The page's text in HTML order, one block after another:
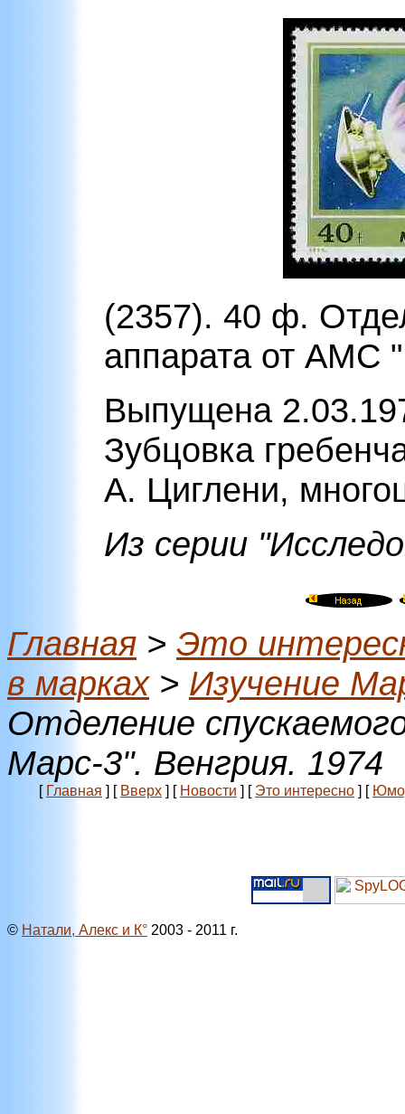
(2357). 40 ф.
аппарата от АМС
Выпущена
Зубцовка
А. Циглени,
Из серии
Главная > Это
в марках> Изучение
Отделение
Марс-3". Венгрия. 1974
[ Главная ] [ Вверх ] [ Новости ] [ Это интересно ] [
© Натали, Алекс и К° 2003 - 2011 г.